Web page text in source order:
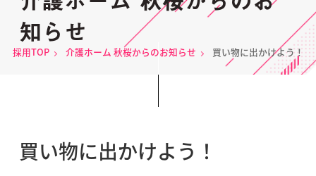
知らせ
採用TOP 介護ホーム 秋桜からのお知らせ 買い物に出かけよう！
買い物に出かけよう！